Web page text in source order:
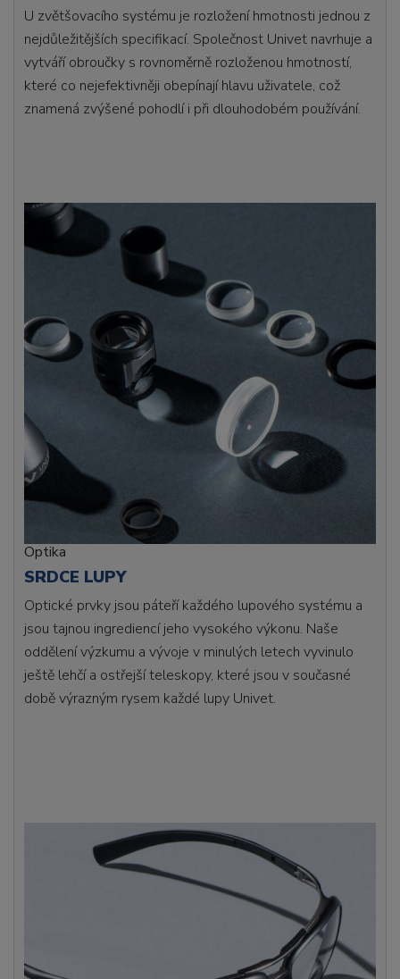
U zvětšovacího systému je rozložení hmotnosti jednou z
nejdůležitějších specifikací. Společnost Univet navrhuje a
vytváří obroučky s rovnoměrně rozloženou hmotností,
které co nejefektivněji obepínají hlavu uživatele, což
znamená zvýšené pohodlí i při dlouhodobém používání.
Optika
SRDCE LUPY
Optické prvky jsou páteří každého lupového systému a
jsou tajnou ingrediencí jeho vysokého výkonu. Naše
oddělení výzkumu a vývoje v minulých letech vyvinulo
ještě lehčí a ostřejší teleskopy, které jsou v současné
době výrazným rysem každé lupy Univet.